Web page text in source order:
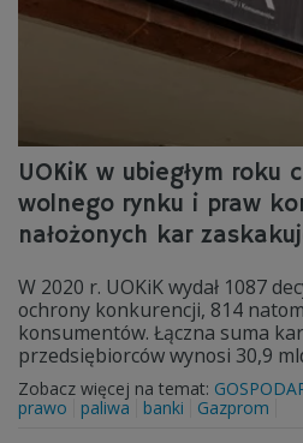
UOKiK w ubiegłym roku
wolnego rynku i praw
nałożonych kar
W 2020 r. UOKiK wydał 1087
ochrony konkurencji, 814
konsumentów. Łączna suma
przedsiębiorców wynosi 30,9
Zobacz więcej na temat:
prawo
paliwa banki Gazprom